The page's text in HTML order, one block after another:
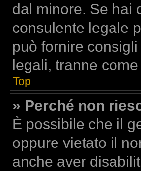
dal minore. Se hai
consulente legale
può fornire
legali, tranne
Top
» Perché non
È possibile che il
oppure vietato il
anche aver